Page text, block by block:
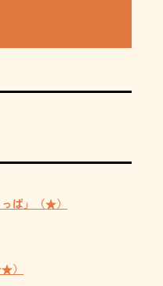
ぱ」（★）
）